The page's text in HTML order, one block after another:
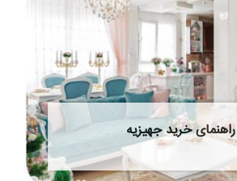
راهنمای خرید جهیزیه